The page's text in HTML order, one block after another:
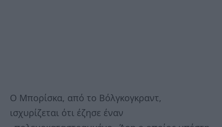
Ο Μπορίσκα, από το Βόλγκογκραντ,
ισχυρίζεται ότι έζησε έναν